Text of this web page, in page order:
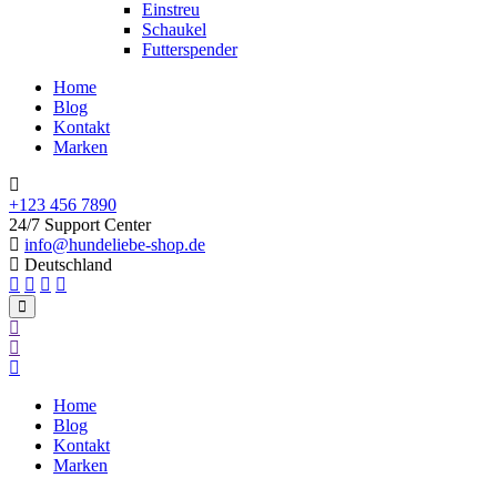
Einstreu
Schaukel
Futterspender
Home
Blog
Kontakt
Marken
+123 456 7890
24/7 Support Center
info@hundeliebe-shop.de
Deutschland
Home
Blog
Kontakt
Marken